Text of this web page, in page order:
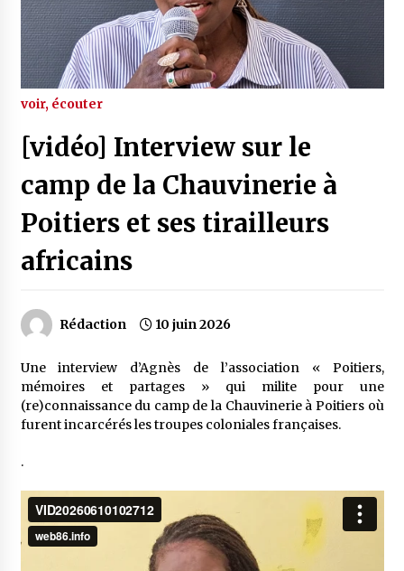
voir, écouter
[vidéo] Interview sur le
camp de la Chauvinerie à
Poitiers et ses tirailleurs
africains
Rédaction 10 juin 2026
Une interview d’Agnès de l’association « Poitiers,
mémoires et partages » qui milite pour une
(re)connaissance du camp de la Chauvinerie à Poitiers où
furent incarcérés les troupes coloniales françaises.
.